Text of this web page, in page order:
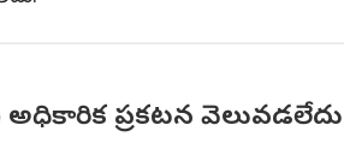
అధికారిక ప్రకటన వెలువడలేదు